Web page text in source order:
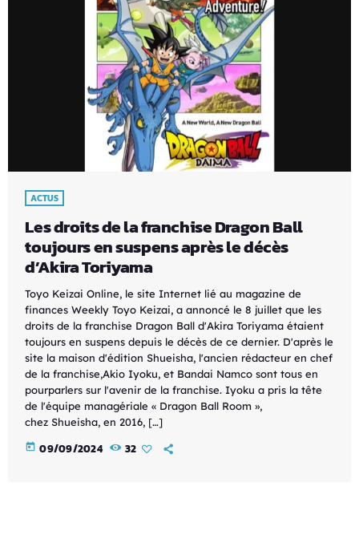
ACTUS
Les droits de la franchise Dragon Ball
toujours en suspens après le décès
d’Akira Toriyama
Toyo Keizai Online, le site Internet lié au magazine de
finances Weekly Toyo Keizai, a annoncé le 8 juillet que les
droits de la franchise Dragon Ball d'Akira Toriyama étaient
toujours en suspens depuis le décès de ce dernier. D'après le
site la maison d'édition Shueisha, l'ancien rédacteur en chef
de la franchise,Akio Iyoku, et Bandai Namco sont tous en
pourparlers sur l'avenir de la franchise. Iyoku a pris la tête
de l'équipe managériale « Dragon Ball Room »,
chez Shueisha, en 2016, […]
today 09/09/2024 32